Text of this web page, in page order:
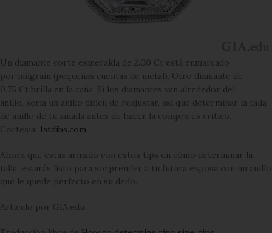
Un diamante corte esmeralda de 2.00 Ct está enmarcado
por milgrain (pequeñas cuentas de metal). Otro diamante de
0.75 Ct brilla en la caña. Si los diamantes van alrededor del
anillo, seria un anillo difícil de reajustar, así que determinar la talla
de anillo de tu amada antes de hacer la compra es critico.
Cortesía: 1stdibs.com
Ahora que estas armado con estos tips en cómo determinar la
talla, estarás listo para sorprender a tu futura esposa con un anillo
que le quede perfecto en su dedo.
Articulo por GIA.edu